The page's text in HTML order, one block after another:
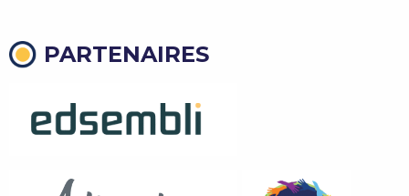
PARTENAIRES